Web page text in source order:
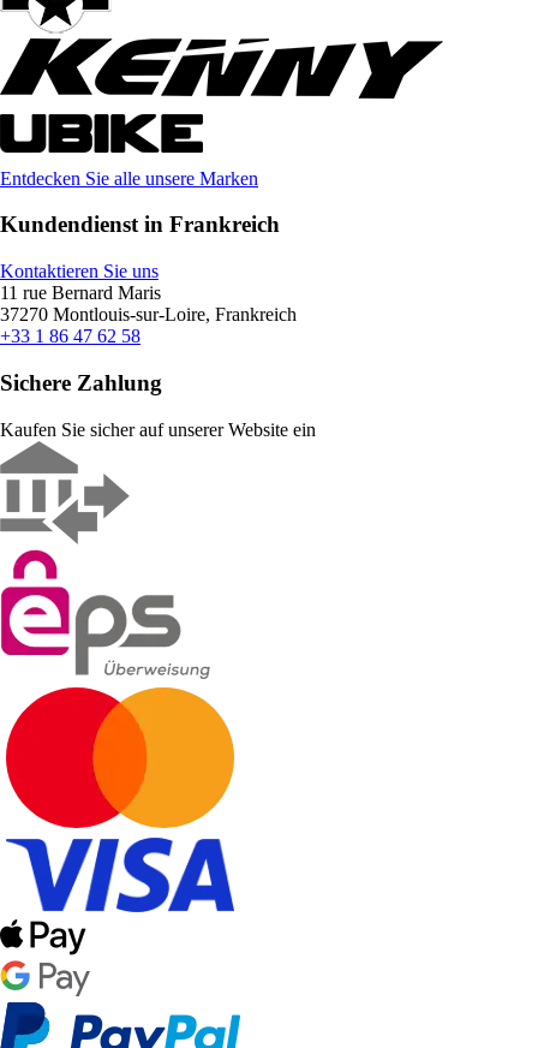
Entdecken Sie alle unsere Marken
Kundendienst in Frankreich
Kontaktieren Sie uns
11 rue Bernard Maris
37270 Montlouis-sur-Loire, Frankreich
+33 1 86 47 62 58
Sichere Zahlung
Kaufen Sie sicher auf unserer Website ein